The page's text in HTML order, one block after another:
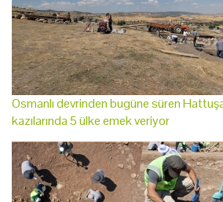
Osmanlı devrinden bugüne süren
kazılarında 5 ülke emek veriyor